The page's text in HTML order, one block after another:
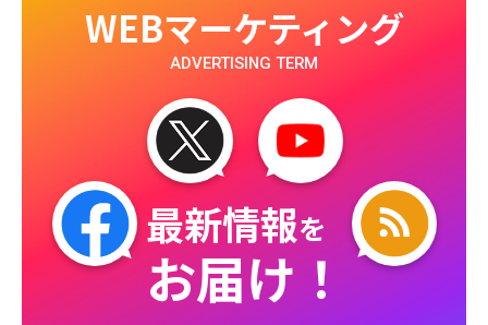
WEBマーケティング
ADVERTISING TERM
最新情報を
お届け！